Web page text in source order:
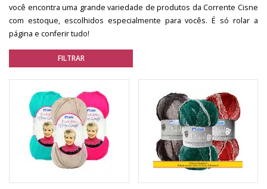
você encontra uma grande variedade de produtos da Corrente Cisne
com estoque, escolhidos especialmente para vocês. É só rolar a
página e conferir tudo!